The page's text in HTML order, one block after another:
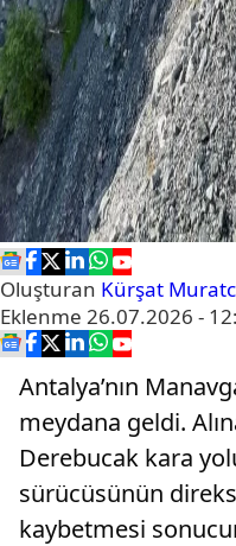
Oluşturan Kürşat
Eklenme 26.07.2026 -
Antalya’nın
meydana geldi.
Derebucak kara
sürücüsünün
kaybetmesi